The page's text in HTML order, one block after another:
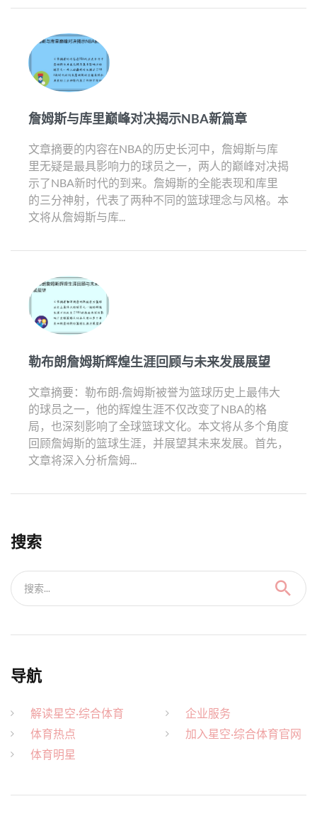
詹姆斯与库里巅峰对决揭示NBA新篇章
文章摘要的内容在NBA的历史长河中，詹姆斯与库
里无疑是最具影响力的球员之一，两人的巅峰对决揭
示了NBA新时代的到来。詹姆斯的全能表现和库里
的三分神射，代表了两种不同的篮球理念与风格。本
文将从詹姆斯与库...
勒布朗詹姆斯辉煌生涯回顾与未来发展展望
文章摘要：勒布朗·詹姆斯被誉为篮球历史上最伟大
的球员之一，他的辉煌生涯不仅改变了NBA的格
局，也深刻影响了全球篮球文化。本文将从多个角度
回顾詹姆斯的篮球生涯，并展望其未来发展。首先，
文章将深入分析詹姆...
搜索
搜索...
导航
解读星空·综合体育
体育热点
体育明星
企业服务
加入星空·综合体育官网